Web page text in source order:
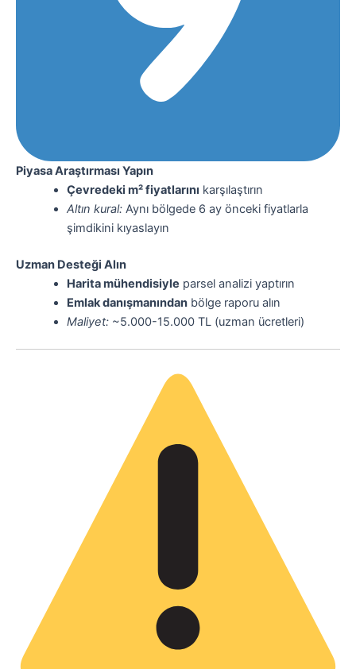
Piyasa Araştırması Yapın
Çevredeki m² fiyatlarını karşılaştırın
Altın kural:Aynı bölgede 6 ay önceki fiyatlarla
şimdikini kıyaslayın
Uzman Desteği Alın
Harita mühendisiyle parsel analizi yaptırın
Emlak danışmanındanbölge raporu alın
Maliyet:~5.000-15.000 TL (uzman ücretleri)